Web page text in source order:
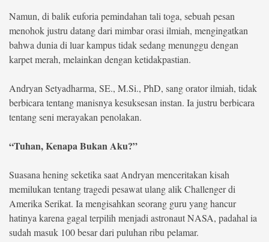
2026
berita-
sulsel.com
All
Right
Reserved
Namun, di balik euforia pemindahan tali toga, sebuah pesan
menohok justru datang dari mimbar orasi ilmiah, mengingatkan
bahwa dunia di luar kampus tidak sedang menunggu dengan
karpet merah, melainkan dengan ketidakpastian.
Andryan Setyadharma, SE., M.Si., PhD, sang orator ilmiah, tidak
berbicara tentang manisnya kesuksesan instan. Ia justru berbicara
tentang seni merayakan penolakan.
“Tuhan, Kenapa Bukan Aku?”
Suasana hening seketika saat Andryan menceritakan kisah
memilukan tentang tragedi pesawat ulang alik Challenger di
Amerika Serikat. Ia mengisahkan seorang guru yang hancur
hatinya karena gagal terpilih menjadi astronaut NASA, padahal ia
sudah masuk 100 besar dari puluhan ribu pelamar.